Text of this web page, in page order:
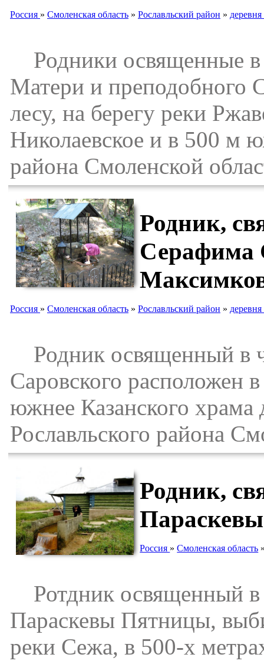
Россия » Смоленская область » Рославльский район »
Родники освященные в
Матери и преподобного
лесу, на берегу реки
Николаевское и в 500 м
района Смоленской
Родник,
Серафима
Россия » Смоленская область » Рославльский район »
Родник освященный в
Саровского расположен
южнее Казанского
Рославльского района
Родник,
Россия »Смоленская область
Ротдник освященный в
Параскевы Пятницы,
реки Сежа, в 500-х